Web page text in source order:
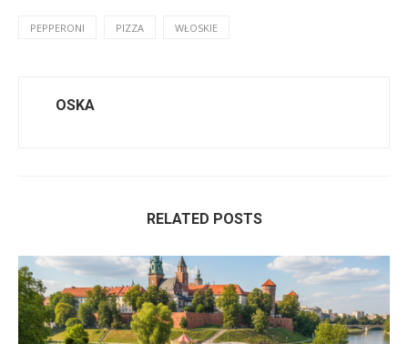
PEPPERONI PIZZA WŁOSKIE
OSKA
RELATED POSTS